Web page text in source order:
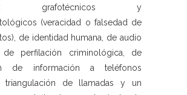
grafotécnicos y
(veracidad o falsedad de
de identidad humana, de audio
perfilación criminológica, de
de información a teléfonos
triangulación de llamadas y un